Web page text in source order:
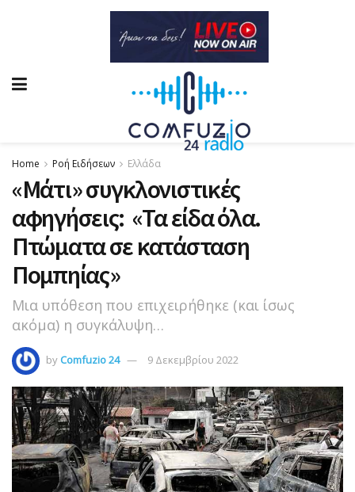
Home Ροή Ειδήσεων Ελλάδα
«Μάτι» συγκλονιστικές
αφηγήσεις: «Τα είδα όλα.
Πτώματα σε κατάσταση
Πομπηίας»
Μια υπόθεση που επιχειρήθηκε (και ίσως
ακόμα) η συγκάλυψη…
by Comfuzio 24 9 Δεκεμβρίου 2022